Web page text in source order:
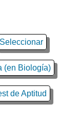
Seleccionar
(en Biología)
de Aptitud